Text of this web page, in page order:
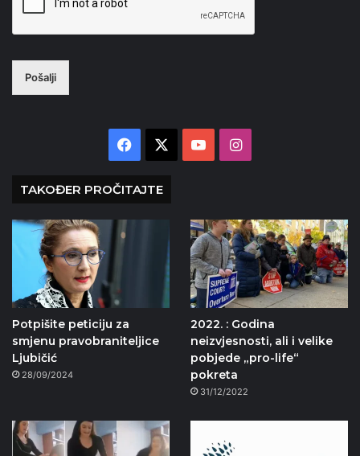
Pošalji
Facebook YouTubeInstagram
TAKOĐER PROČITAJTE
Potpišite peticiju za
smjenu pravobraniteljice
Ljubičić
28/09/2024
2022. : Godina
neizvjesnosti, ali i velike
pobjede „pro-life“
pokreta
31/12/2022